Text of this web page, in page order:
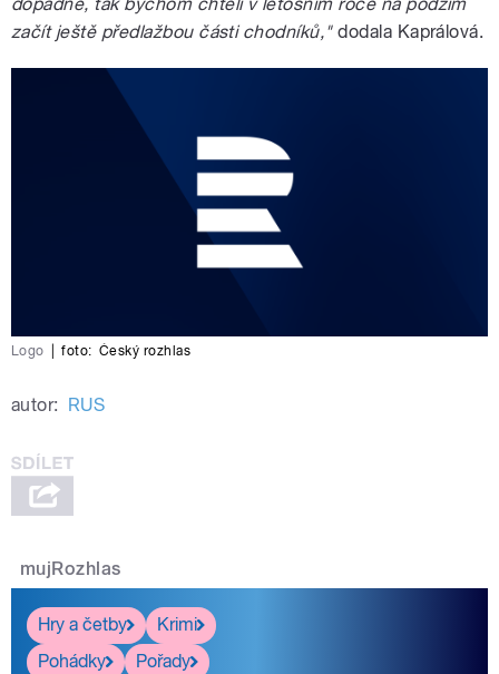
začít ještě předlažbou části chodníků,"dodala Kaprálová.
Logo foto: Český rozhlas
autor: RUS
mujRozhlas
Hry a četby
Krimi
Pohádky
Pořady